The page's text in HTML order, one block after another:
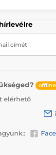
el a
a
vászon,
címét
offline
elérhető